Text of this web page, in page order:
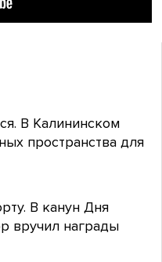
В Калининском
пространства для
В канун Дня
вручил награды